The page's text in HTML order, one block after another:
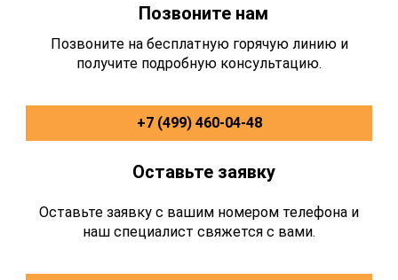
Позвоните нам
Позвоните на бесплатную горячую линию и
получите подробную консультацию.
+7 (499) 460-04-48
Оставьте заявку
Оставьте заявку с вашим номером телефона и
наш специалист свяжется с вами.